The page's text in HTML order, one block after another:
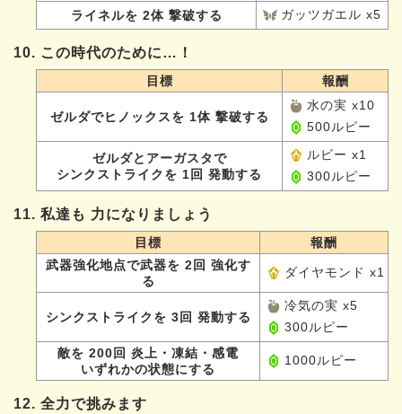
ライネルを 2体 撃破する ガッツガエル x5
10. この時代のために…！
目標 報酬
ゼルダでヒノックスを 1体 撃破する
水の実 x10
500ルピー
ゼルダとアーガスタで
シンクストライクを 1回 発動する
ルビー x1
300ルピー
11. 私達も 力になりましょう
目標
報酬
武器強化地点で武器を 2回 強化す
る
ダイヤモンド x1
シンクストライクを 3回 発動する
冷気の実 x5
300ルピー
敵を 200回 炎上・凍結・感電
いずれかの状態にする
1000ルピー
12. 全力で挑みます